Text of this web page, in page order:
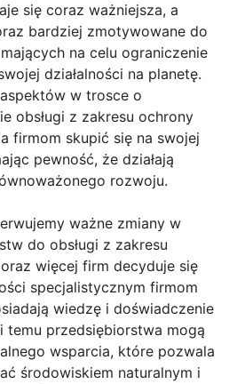
się coraz ważniejsza, a
bardziej zmotywowane do
na celu ograniczenie
działalności na planetę.
w trosce o
obsługi z zakresu ochrony
firmom skupić się na swojej
pewność, że działają
rozwoju.
ważne zmiany w
do obsługi z zakresu
więcej firm decyduje się
specjalistycznym firmom
wiedzę i doświadczenie
temu przedsiębiorstwa mogą
wsparcia, które pozwala
środowiskiem naturalnym i